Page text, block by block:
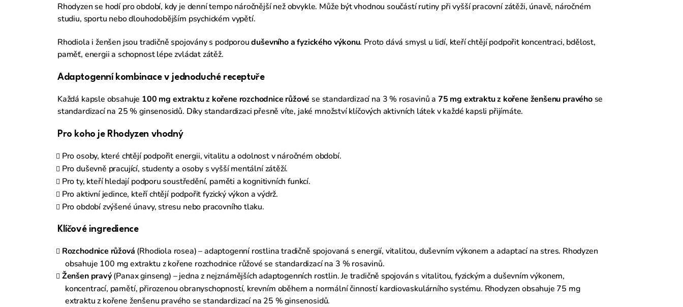
Rhodyzen se hodí pro období, kdy je denní tempo náročnější než obvykle. Může být vhodnou součástí rutiny při vyšší pracovní zátěži, únavě, náročném
studiu, sportu nebo dlouhodobějším psychickém vypětí.
Rhodiola i ženšen jsou tradičně spojovány s podporouduševního a fyzického výkonu. Proto dává smysl u lidí, kteří chtějí podpořit koncentraci, bdělost,
paměť, energii a schopnost lépe zvládat zátěž.
Adaptogenní kombinace v jednoduché receptuře
Každá kapsle obsahuje 100 mg extraktu z kořene rozchodnice růžové se standardizací na 3 % rosavinů a 75 mg extraktu z kořene ženšenu pravéhose
standardizací na 25 % ginsenosidů. Díky standardizaci přesně víte, jaké množství klíčových aktivních látek v každé kapsli přijímáte.
Pro koho je Rhodyzen vhodný
Pro osoby, které chtějí podpořit energii, vitalitu a odolnost v náročném období.
Pro duševně pracující, studenty a osoby s vyšší mentální zátěží.
Pro ty, kteří hledají podporu soustředění, paměti a kognitivních funkcí.
Pro aktivní jedince, kteří chtějí podpořit fyzický výkon a výdrž.
Pro období zvýšené únavy, stresu nebo pracovního tlaku.
Klíčové ingredience
Rozchodnice růžová (Rhodiola rosea) – adaptogenní rostlina tradičně spojovaná s energií, vitalitou, duševním výkonem a adaptací na stres. Rhodyzen
obsahuje 100 mg extraktu z kořene rozchodnice růžové se standardizací na 3 % rosavinů.
Ženšen pravý(Panax ginseng) – jedna z nejznámějších adaptogenních rostlin. Je tradičně spojován s vitalitou, fyzickým a duševním výkonem,
koncentrací, pamětí, přirozenou obranyschopností, krevním oběhem a normální činností kardiovaskulárního systému. Rhodyzen obsahuje 75 mg
extraktu z kořene ženšenu pravého se standardizací na 25 % ginsenosidů.